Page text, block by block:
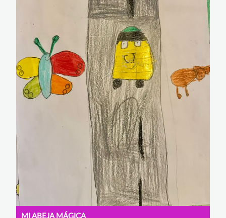
MI ABEJA MÁGICA